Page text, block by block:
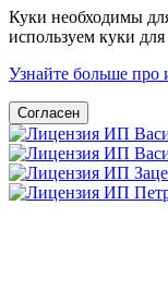
Куки необходимы
используем куки
Узнайте больше про
Согласен